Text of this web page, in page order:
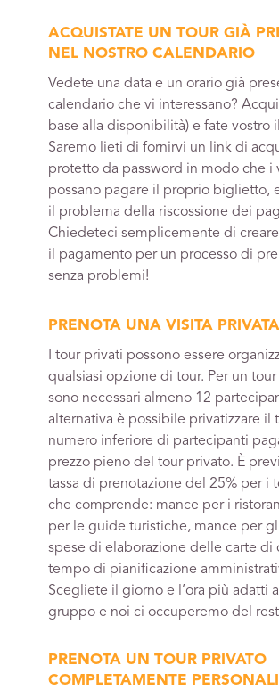
ACQUISTATE UN TOUR GIÀ
NEL NOSTRO CALENDARIO
Vedete una data e un orario già
calendario che vi interessano?
base alla disponibilità) e fate vostro
Saremo lieti di fornirvi un link di
protetto da password in modo che i
possano pagare il proprio biglietto,
il problema della riscossione dei
Chiedeteci semplicemente di
il pagamento per un processo di
senza problemi!
PRENOTA UNA VISITA PRIVATA
I tour privati possono essere
qualsiasi opzione di tour. Per un
sono necessari almeno 12
alternativa è possibile privatizzare il
numero inferiore di partecipanti
prezzo pieno del tour privato. È
tassa di prenotazione del 25% per i
che comprende: mance per i
per le guide turistiche, mance per
spese di elaborazione delle carte di
tempo di pianificazione
Scegliete il giorno e l’ora più adatti
gruppo e noi ci occuperemo del
PRENOTA UN TOUR PRIVATO
COMPLETAMENTE